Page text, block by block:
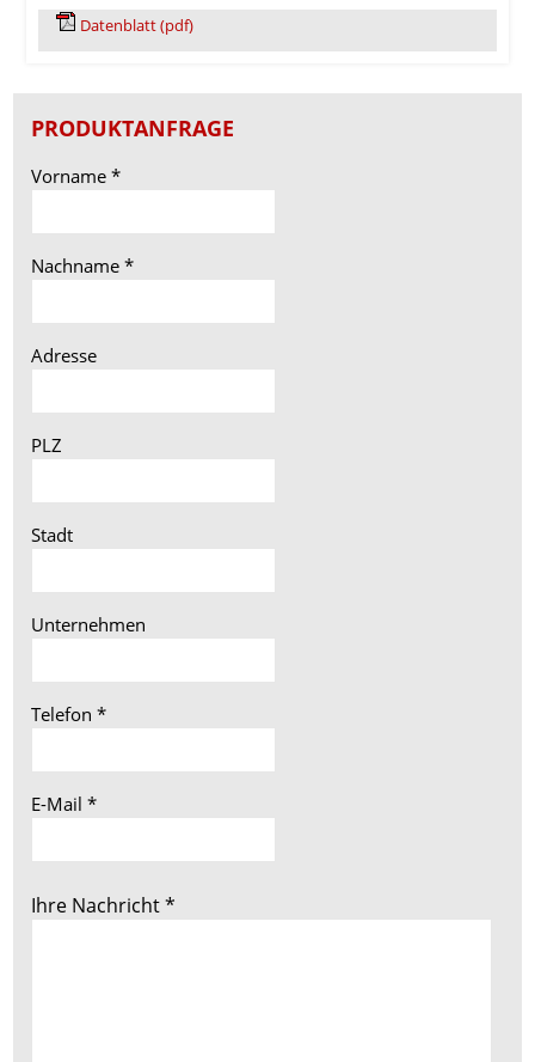
Datenblatt (pdf)
PRODUKTANFRAGE
Vorname*
Nachname*
Adresse
PLZ
Stadt
Unternehmen
Telefon*
E-Mail*
Ihre Nachricht*